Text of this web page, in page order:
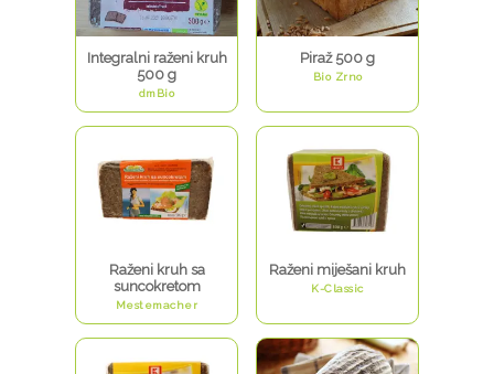
Integralni raženi kruh
500 g
dmBio
Piraž 500 g
Bio Zrno
Raženi kruh sa
suncokretom
Mestemacher
Raženi miješani kruh
K-Classic